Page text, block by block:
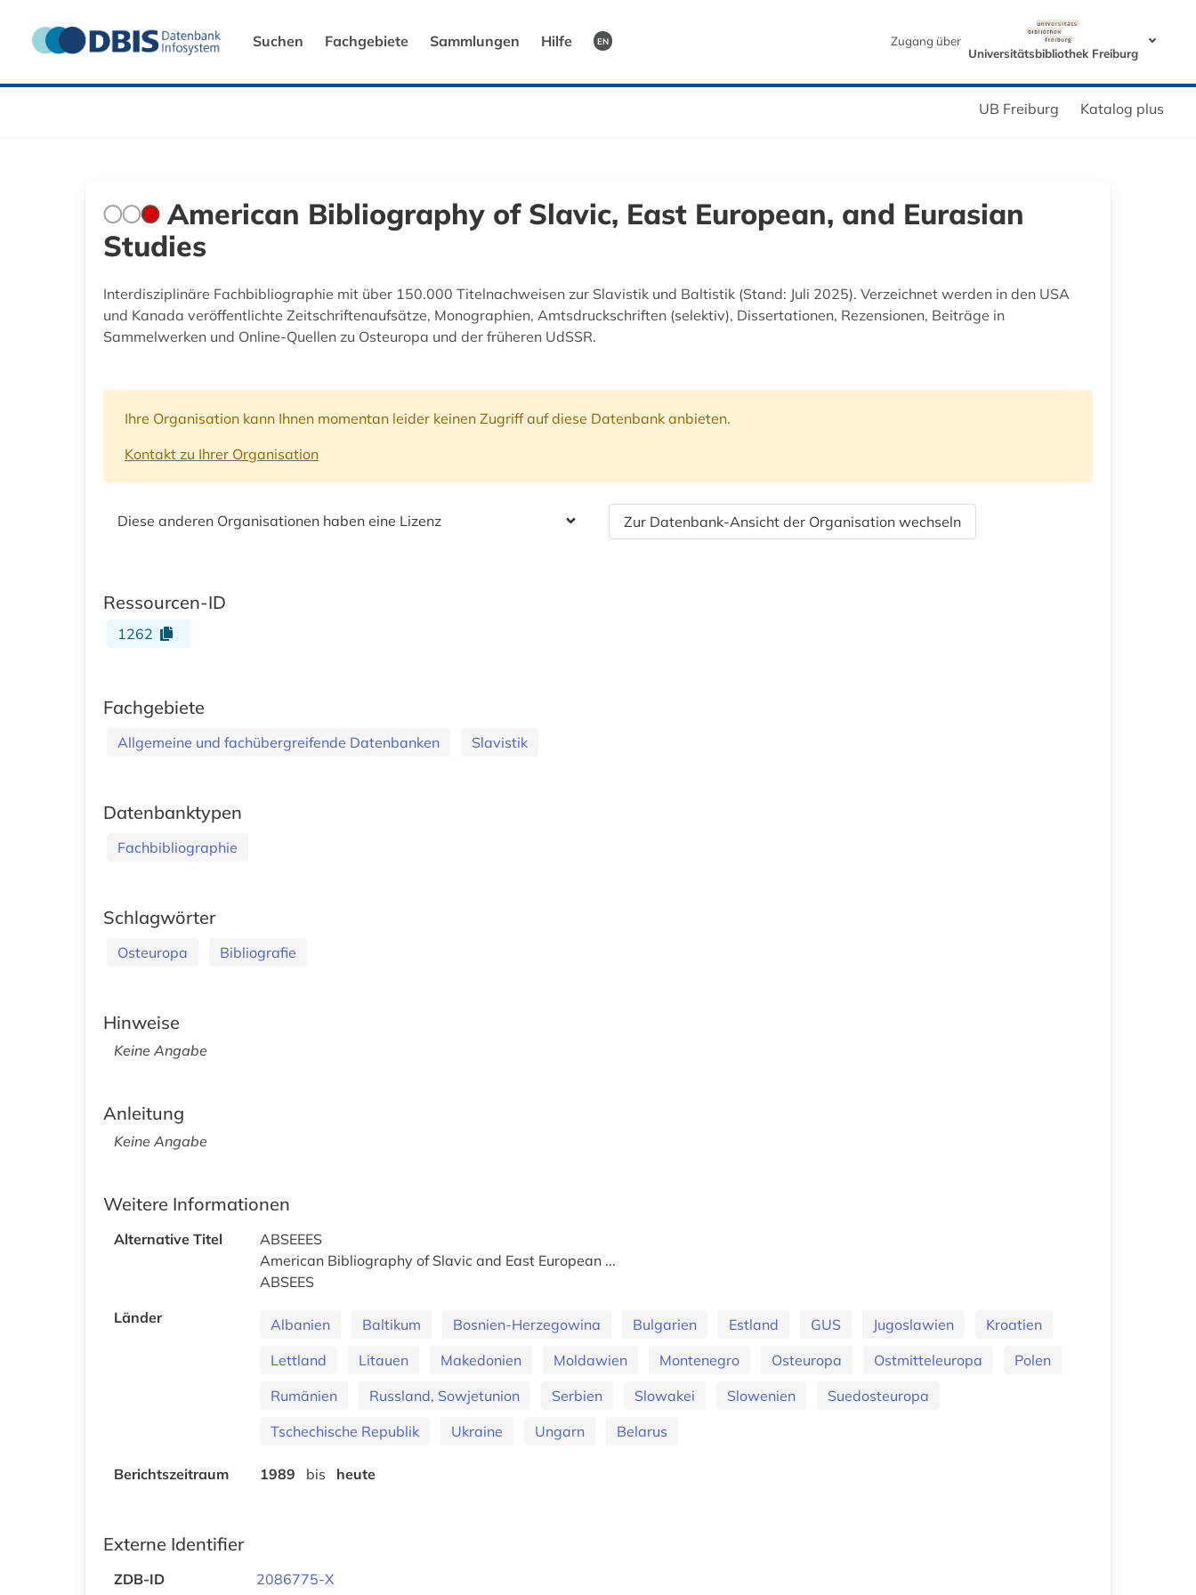
Suchen Fachgebiete Sammlungen Hilfe EN
Zugang über
Universitätsbibliothek Freiburg
UB Freiburg Katalog plus
American Bibliography of Slavic, East European, and Eurasian
Studies
Interdisziplinäre Fachbibliographie mit über 150.000 Titelnachweisen zur Slavistik und Baltistik (Stand: Juli 2025). Verzeichnet werden in den USA
und Kanada veröffentlichte Zeitschriftenaufsätze, Monographien, Amtsdruckschriften (selektiv), Dissertationen, Rezensionen, Beiträge in
Sammelwerken und Online-Quellen zu Osteuropa und der früheren UdSSR.
Ihre Organisation kann Ihnen momentan leider keinen Zugriff auf diese Datenbank anbieten.
Kontakt zu Ihrer Organisation
Diese anderen Organisationen haben eine Lizenz Zur Datenbank-Ansicht der Organisation wechseln
Ressourcen-ID
1262
Fachgebiete
Allgemeine und fachübergreifende Datenbanken Slavistik
Datenbanktypen
Fachbibliographie
Schlagwörter
Osteuropa Bibliografie
Hinweise
Keine Angabe
Anleitung
Keine Angabe
Weitere Informationen
Alternative Titel
ABSEEES
American Bibliography of Slavic and East European ...
ABSEES
Länder
Albanien Baltikum Bosnien-Herzegowina Bulgarien Estland GUS Jugoslawien
Kroatien
Lettland
Litauen Makedonien Moldawien Montenegro Osteuropa Ostmitteleuropa
Polen
Rumänien
Russland, Sowjetunion Serbien Slowakei Slowenien
Suedosteuropa
Tschechische Republik
Ukraine Ungarn Belarus
Berichtszeitraum 1989 bis heute
Externe Identifier
ZDB-ID 2086775-X